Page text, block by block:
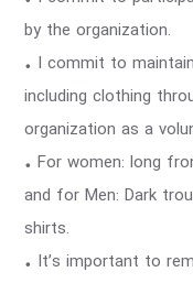
by the organization.
• I commit to
including clothing
organization as a
• For women: long
and for Men: Dark
shirts.
• It’s important to